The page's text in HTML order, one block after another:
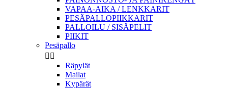
VAPAA-AIKA / LENKKARIT
PESÄPALLOPIIKKARIT
PALLOILU / SISÄPELIT
PIIKIT
Pesäpallo
 
Räpylät
Mailat
Kypärät